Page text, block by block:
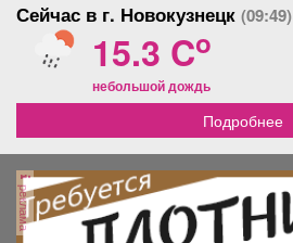
Сейчас в г. Новокузнецк (09:49)
15.3 Co
небольшой дождь
Подробнее
реклама